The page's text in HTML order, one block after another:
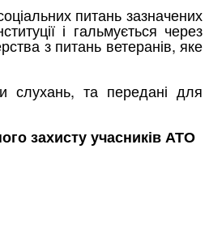
питань зазначених
і гальмується через
з питань ветеранів, яке
слухань, та передані для
захисту учасників АТО